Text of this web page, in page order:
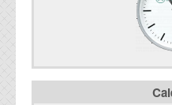
お問い合わせフォーム